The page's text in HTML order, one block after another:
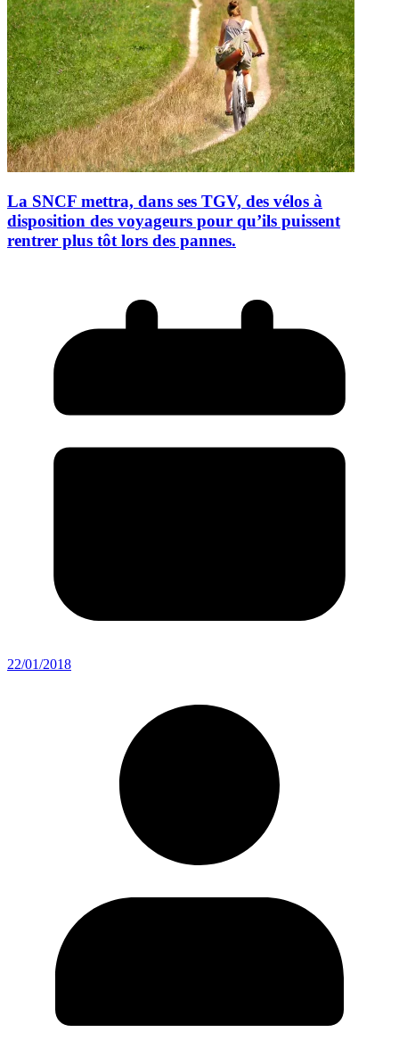
La SNCF mettra, dans ses TGV, des vélos à
disposition des voyageurs pour qu’ils puissent
rentrer plus tôt lors des pannes.
22/01/2018